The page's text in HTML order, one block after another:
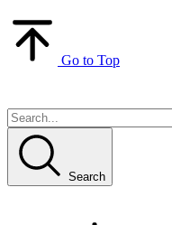
Go to Top
Search